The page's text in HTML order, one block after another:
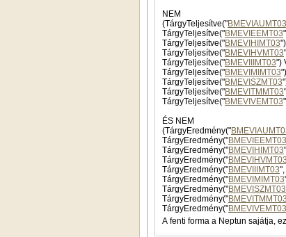
NEM
(TárgyTeljesítve("BMEVIAUMT03
TárgyTeljesítve("BMEVIEEMT03
TárgyTeljesítve("BMEVIHIMT03
TárgyTeljesítve("BMEVIHVMT03
TárgyTeljesítve("BMEVIIIMT03")
TárgyTeljesítve("BMEVIMIMT03
TárgyTeljesítve("BMEVISZMT03
TárgyTeljesítve("BMEVITMMT03
TárgyTeljesítve("BMEVIVEMT03
ÉS NEM
(TárgyEredmény("
TárgyEredmény("BMEVIEEMT03
TárgyEredmény("BMEVIHIMT03
TárgyEredmény("BMEVIHVMT03
TárgyEredmény("BMEVIIIMT03
TárgyEredmény("BMEVIMIMT03
TárgyEredmény("BMEVISZMT03
TárgyEredmény("BMEVITMMT03
TárgyEredmény("BMEVIVEMT03
A fenti forma a Neptun sajátja,